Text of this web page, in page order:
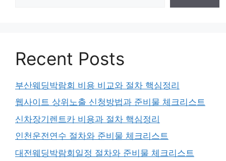
Recent Posts
부산웨딩박람회 비용 비교와 절차 핵심정리
웹사이트 상위노출 신청방법과 준비물 체크리스트
신차장기렌트카 비용과 절차 핵심정리
인천운전연수 절차와 준비물 체크리스트
대전웨딩박람회일정 절차와 준비물 체크리스트